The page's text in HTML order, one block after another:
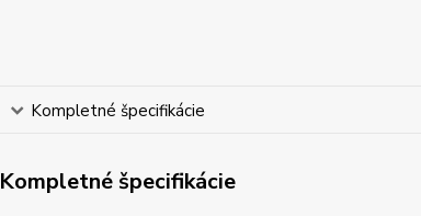
Kompletné špecifikácie
Kompletné špecifikácie